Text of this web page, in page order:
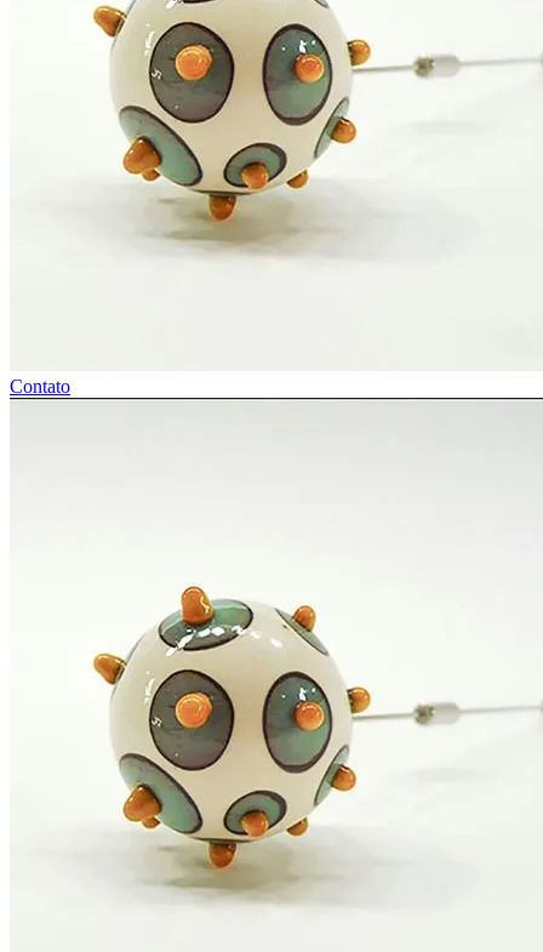
Contato